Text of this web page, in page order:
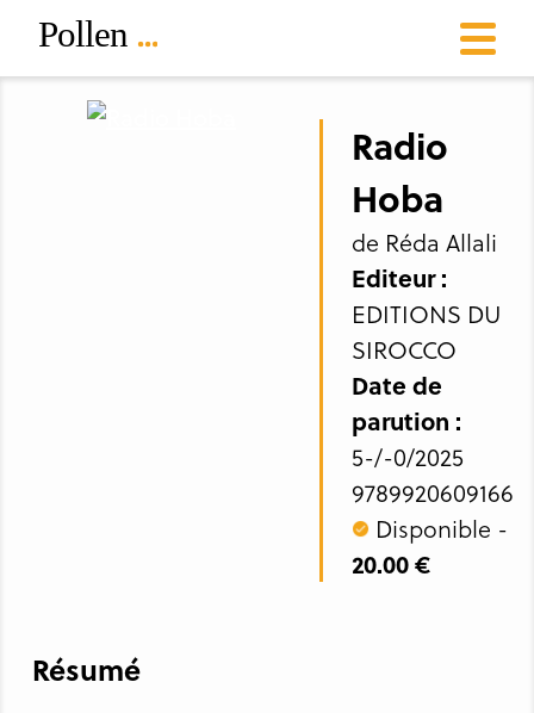
Radio
Hoba
de Réda Allali
Editeur :
EDITIONS DU
SIROCCO
Date de
parution :
5-/-0/2025
9789920609166
Disponible -
20.00 €
Résumé